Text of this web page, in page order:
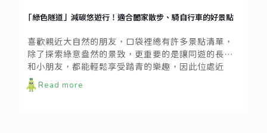
「綠色隧道」減碳悠遊行！適合闔家散步、騎自行車的好景點
喜歡親近大自然的朋友，口袋裡總有許多景點清單，
除了探索綠意盎然的景致，更重要的是讓同遊的長輩
和小朋友，都能輕鬆享受踏青的樂趣，因此位處近
郊、平緩宜人的綠色隧道便成為許多家庭出遊的首
選。本篇精選全台灣的綠色隧道，不僅生態特色十
Read more